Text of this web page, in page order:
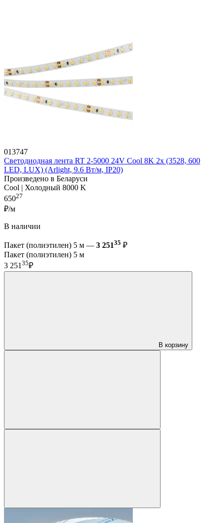
013747
Светодиодная лента RT 2-5000 24V Cool 8K 2x (3528, 600
LED, LUX) (Arlight, 9.6 Вт/м, IP20)
Произведено в Беларуси
Cool | Холодный 8000 K
65027
₽/м
В наличии
Пакет (полиэтилен) 5 м — 3 25135 ₽
Пакет (полиэтилен) 5 м
3 25135₽
В корзину